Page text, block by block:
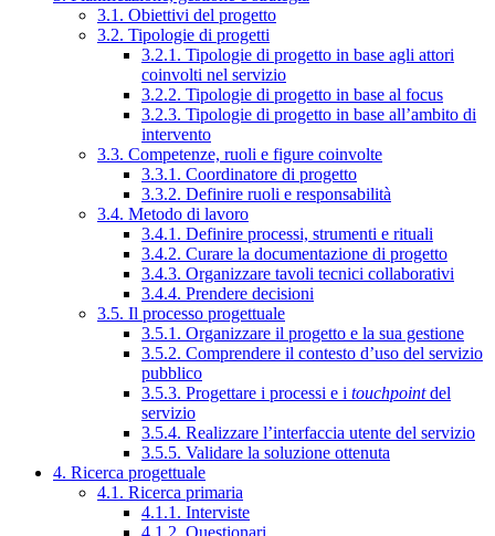
3.1. Obiettivi del progetto
3.2. Tipologie di progetti
3.2.1. Tipologie di progetto in base agli attori
coinvolti nel servizio
3.2.2. Tipologie di progetto in base al focus
3.2.3. Tipologie di progetto in base all’ambito di
intervento
3.3. Competenze, ruoli e figure coinvolte
3.3.1. Coordinatore di progetto
3.3.2. Definire ruoli e responsabilità
3.4. Metodo di lavoro
3.4.1. Definire processi, strumenti e rituali
3.4.2. Curare la documentazione di progetto
3.4.3. Organizzare tavoli tecnici collaborativi
3.4.4. Prendere decisioni
3.5. Il processo progettuale
3.5.1. Organizzare il progetto e la sua gestione
3.5.2. Comprendere il contesto d’uso del servizio
pubblico
3.5.3. Progettare i processi e i touchpointdel
servizio
3.5.4. Realizzare l’interfaccia utente del servizio
3.5.5. Validare la soluzione ottenuta
4. Ricerca progettuale
4.1. Ricerca primaria
4.1.1. Interviste
4.1.2. Questionari